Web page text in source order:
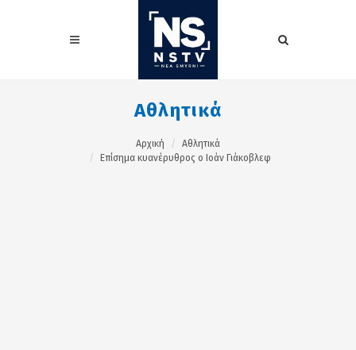
Αθλητικά
Αρχική
Αθλητικά
Επίσημα κυανέρυθρος ο Ιοάν Γιάκοβλεφ